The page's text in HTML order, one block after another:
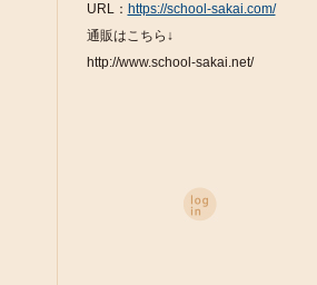
URL： https://school-sakai.com/
通販はこちら↓
http://www.school-sakai.net/